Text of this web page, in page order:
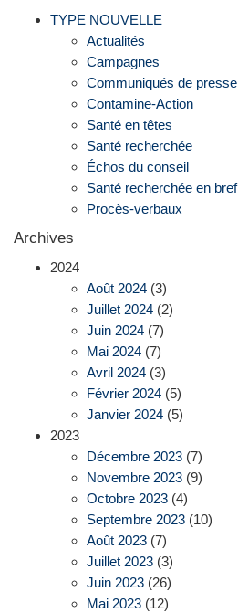
TYPE NOUVELLE
Actualités
Campagnes
Communiqués de presse
Contamine-Action
Santé en têtes
Santé recherchée
Échos du conseil
Santé recherchée en bref
Procès-verbaux
Archives
2024
Août 2024 (3)
Juillet 2024 (2)
Juin 2024 (7)
Mai 2024 (7)
Avril 2024 (3)
Février 2024 (5)
Janvier 2024 (5)
2023
Décembre 2023 (7)
Novembre 2023 (9)
Octobre 2023 (4)
Septembre 2023 (10)
Août 2023 (7)
Juillet 2023 (3)
Juin 2023 (26)
Mai 2023 (12)